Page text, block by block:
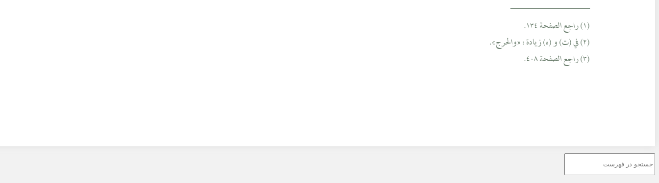
__________________
(١) راجع الصفحة ١٣٤.
(٢) في (ت) و (ه) زيادة : «والحرج».
(٣) راجع الصفحة ٤٠٨.